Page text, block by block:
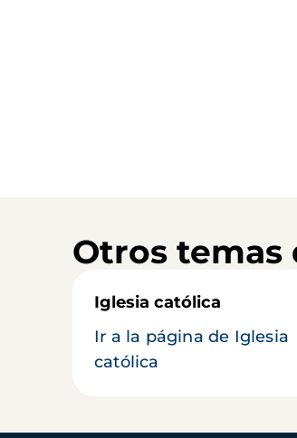
Otros temas
Iglesia católica
Ir a la página de Iglesia
católica